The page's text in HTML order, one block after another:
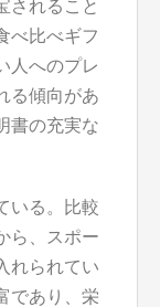
されること
べ比べギフ
人へのプレ
る傾向があ
書の充実な
いる。比較
ら、スポー
れられてい
であり、栄